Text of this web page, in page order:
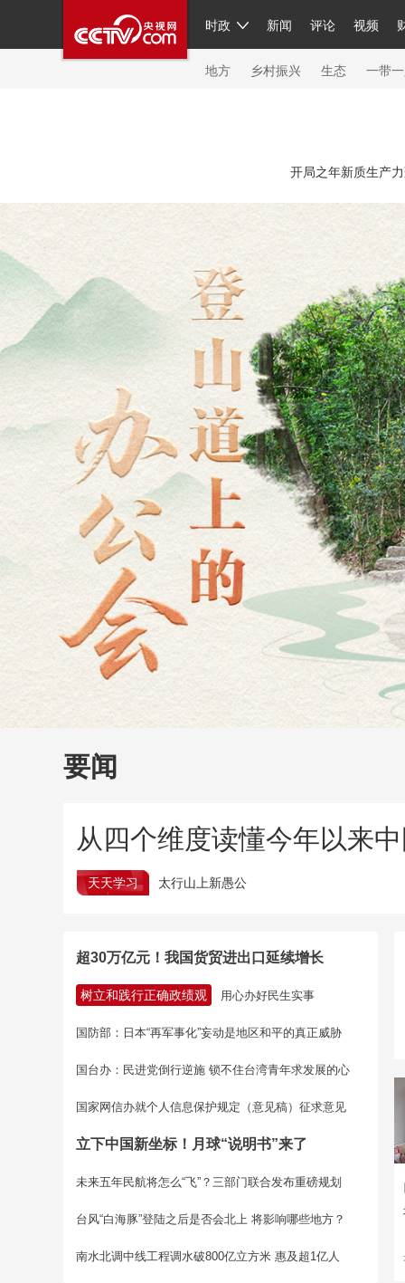
时政 新闻 评论 视频
人民领袖习近平 联播+ 中国
直播 片库 栏目大全 节目单
繁体 海外频道 iPanda
地方 乡村振兴 生态 一带
新闻 国内 国际 评论 经济 军事 科技
联播+
视频 小央视频 小央直播 熊猫频
前线 比划 快看 蓝海中国 新兵请入
竞猜 2026年世界杯 2026年冬奥
VIP会员 CCTV奥林匹克频道 生活体育大会
财经 教育 乡村振兴 生态环境 一带一路
大国智造 大国展会 大国保险 云顶对话 云
CCTV.节目官网 直播 节目单 栏目 片库
开局之年新质生产
要闻
从四个维度读懂今年以来
天天学习 太行山上新愚公
超30万亿元！我国货贸进出口延续增长
树立和践行正确政绩观 用心办好民生实事
国防部：日本“再军事化”妄动是地区和平的真正威胁
国台办：民进党倒行逆施 锁不住台湾青年求发展的心
国家网信办就个人信息保护规定（意见稿）征求意见
立下中国新坐标！月球“说明书”来了
未来五年民航将怎么“飞”？三部门联合发布重磅规划
台风“白海豚”登陆之后是否会北上 将影响哪些地方？
南水北调中线工程调水破800亿立方米 惠及超1亿人